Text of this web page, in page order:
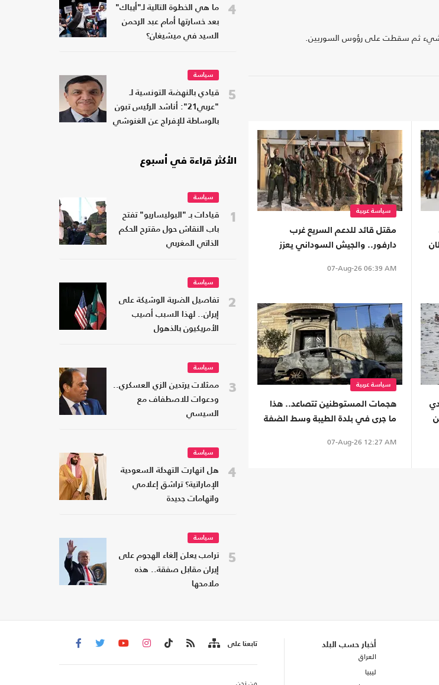
لاشيء ثم سقطت على رؤوس السوريين.
سياسة عربية
مقتل قائد للدعم السريع غرب
دارفور.. والجيش السوداني يعزز
07-Aug-26 06:39 AM
سياسة عربية
هجمات المستوطنين تتصاعد.. هذا
ما جرى في بلدة الطيبة وسط الضفة
07-Aug-26 12:27 AM
4
ما هي الخطوة التالية لـ"أيباك"
بعد خسارتها أمام عبد الرحمن
السيد في ميشيغان؟
5
سياسة
قيادي بالنهضة التونسية لـ
"عربي21": أناشد الرئيس تبون
بالوساطة للإفراج عن الغنوشي
الأكثر قراءة في أسبوع
1
سياسة
قيادات بـ "البوليساريو" تفتح
باب النقاش حول مقترح الحكم
الذاتي المغربي
2
سياسة
تفاصيل الضربة الوشيكة على
إيران.. لهذا السبب أصيب
الأمريكيون بالذهول
3
سياسة
ممثلات يرتدين الزي العسكري..
ودعوات للاصطفاف مع
السيسي
4
سياسة
هل انهارت التهدئة السعودية
الإماراتية؟ تراشق إعلامي
واتهامات جديدة
5
سياسة
ترامب يعلن إلغاء الهجوم على
إيران مقابل صفقة.. هذه
ملامحها
أخبار حسب البلد
العراق
ليبيا
تابعنا على